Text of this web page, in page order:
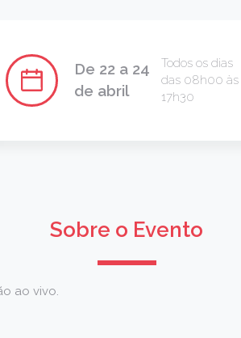
De 22 a 24
de abril
Todos os dias
das 08h00 às
17h30
Sobre o Evento
ao vivo.